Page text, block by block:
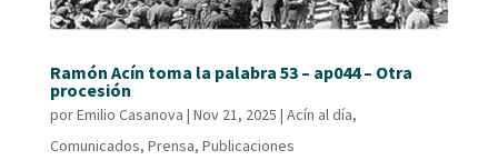
Ramón Acín toma la palabra 53 – ap044 – Otra
procesión
porEmilio Casanova | Nov 21, 2025 | Acín al día,
Comunicados, Prensa, Publicaciones